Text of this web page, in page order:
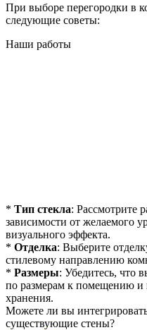
При выборе перегородки в
следующие советы:
Наши работы
* Тип стекла: Рассмотрите
зависимости от желаемого
визуального эффекта.
* Отделка: Выберите
стилевому направлению
* Размеры: Убедитесь, что
по размерам к помещению и
хранения.
Можете ли вы
существующие стены?